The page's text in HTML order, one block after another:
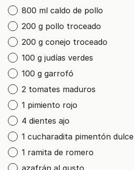
800 ml caldo de pollo
200 g pollo troceado
200 g conejo troceado
100 g judías verdes
100 g garrofó
2 tomates maduros
1 pimiento rojo
4 dientes ajo
1 cucharadita pimentón dulce
1 ramita de romero
azafrán al gusto